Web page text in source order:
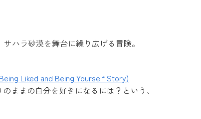
ハラ砂漠を舞台に繰り広げる冒険。
Liked and Being Yourself Story)
ままの自分を好きになるには？という、